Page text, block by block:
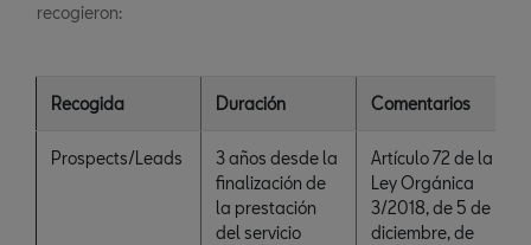
recogieron:
Recogida Duración Comentarios
Prospects/Leads
3 años desde la
finalización de
la prestación
del servicio
Artículo 72 de la
Ley Orgánica
3/2018, de 5 de
diciembre, de